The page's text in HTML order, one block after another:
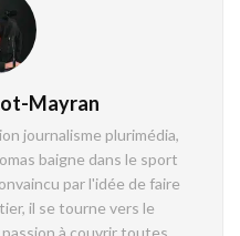
Mayran
journalisme plurimédia,
baigne dans le sport
par l'idée de faire
il se tourne vers le
à couvrir toutes